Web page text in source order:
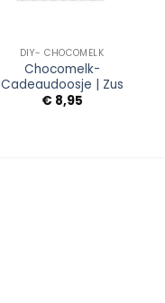
DIY- CHOCOMELK
Chocomelk-
Cadeaudoosje | Zus
€8,95